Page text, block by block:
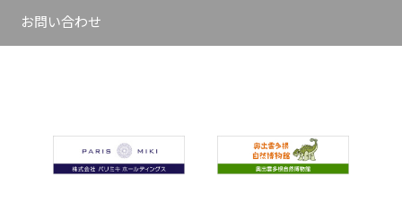
お問い合わせ